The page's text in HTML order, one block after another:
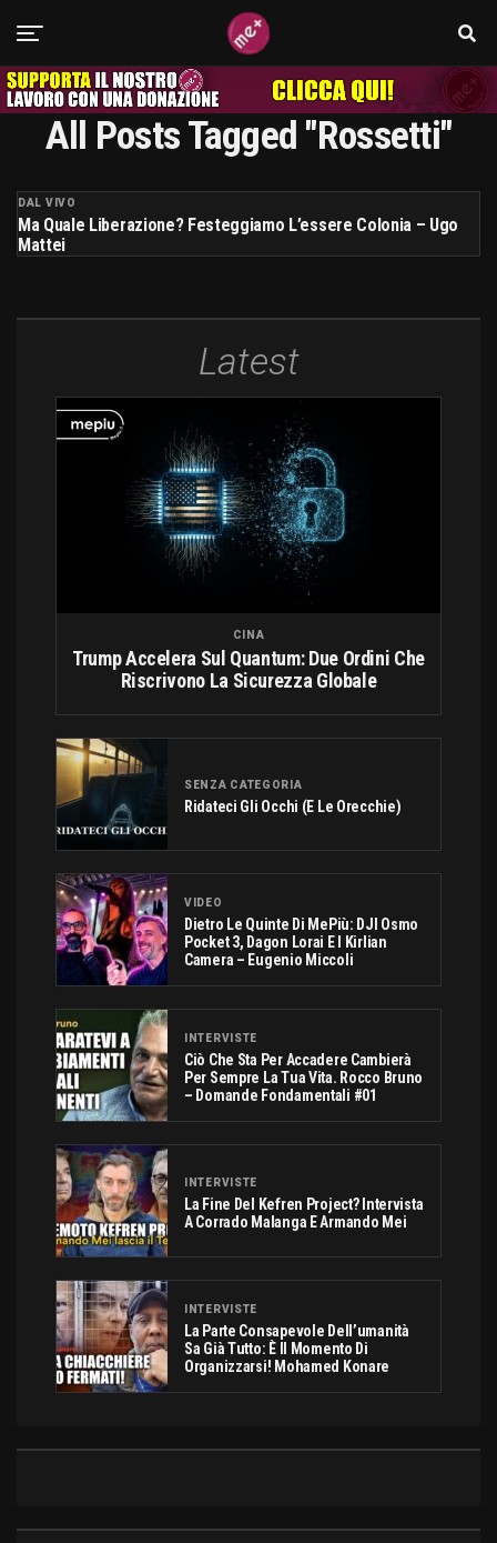
All Posts Tagged "rossetti"
DAL VIVO
Ma Quale Liberazione? Festeggiamo L’essere Colonia – Ugo
Mattei
Latest
CINA
Trump Accelera Sul Quantum: Due Ordini Che
Riscrivono La Sicurezza Globale
SENZA CATEGORIA
Ridateci Gli Occhi (e Le Orecchie)
VIDEO
Dietro Le Quinte Di MePiù: DJI Osmo
Pocket 3, Dagon Lorai E I Kirlian
Camera – Eugenio Miccoli
INTERVISTE
Ciò Che Sta Per Accadere Cambierà
Per Sempre La Tua Vita. Rocco Bruno
– Domande Fondamentali #01
INTERVISTE
La Fine Del Kefren Project? Intervista
A Corrado Malanga E Armando Mei
INTERVISTE
La Parte Consapevole Dell’umanità
Sa Già Tutto: È Il Momento Di
Organizzarsi! Mohamed Konare